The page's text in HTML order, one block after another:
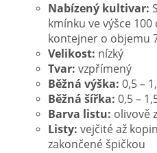
Nabízený kultivar:
kmínku ve výšce
kontejner o objemu
Velikost: nízký
Tvar: vzpřímený
Běžná výška: 0,5 –
Běžná šířka: 0,5 –
Barva listu: olivově
Listy: vejčité až
zakončené špičkou